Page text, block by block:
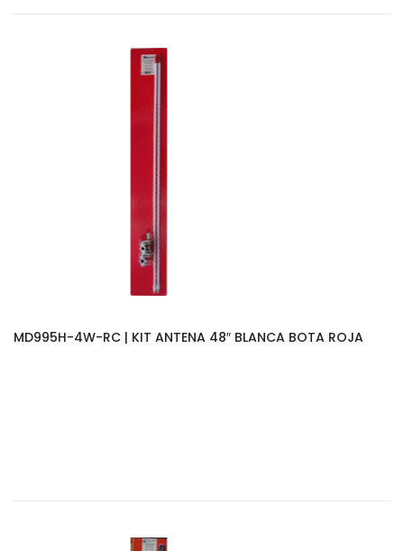
MD995H-4W-RC | KIT ANTENA 48″ BLANCA BOTA ROJA